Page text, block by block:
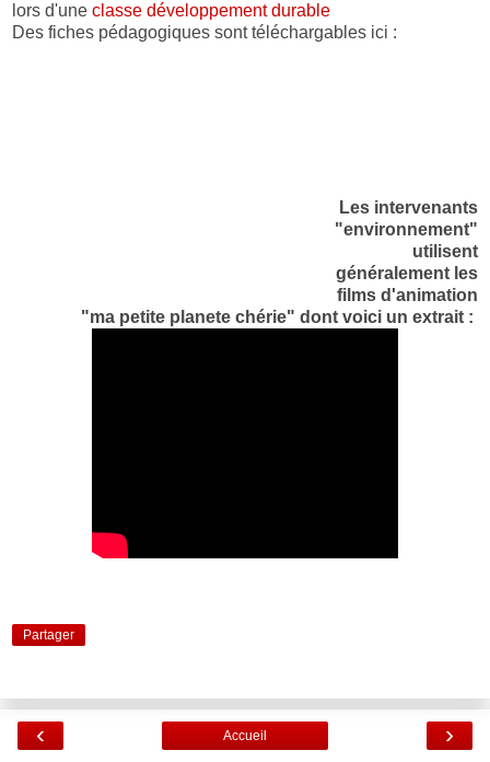
lors d'une classe développement durable
Des fiches pédagogiques sont téléchargables ici :
Les intervenants
"environnement"
utilisent
généralement les
films d'animation
"ma petite planete chérie" dont voici un extrait :
Partager
‹ ›
Accueil